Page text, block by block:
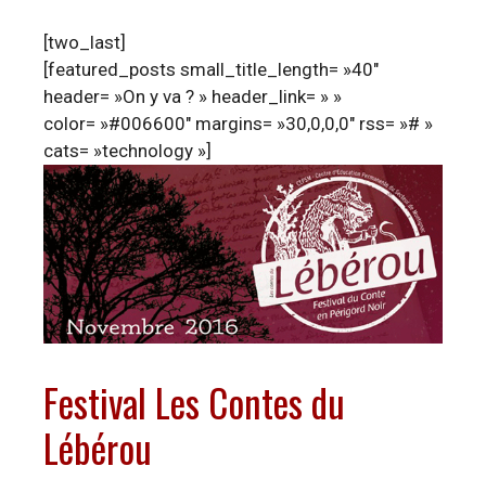
[two_last]
[featured_posts small_title_length= »40″
header= »On y va ? » header_link= » »
color= »#006600″ margins= »30,0,0,0″ rss= »# »
cats= »technology »]
Festival Les Contes du
Lébérou